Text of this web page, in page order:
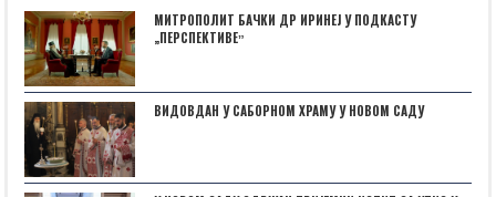
МИТРОПОЛИТ БАЧКИ ДР ИРИНЕЈ У ПОДКАСТУ
„ПЕРСПЕКТИВЕˮ
ВИДОВДАН У САБОРНОМ ХРАМУ У НОВОМ САДУ